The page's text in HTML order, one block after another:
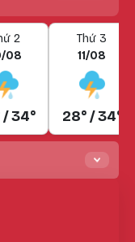
2
08
/ 34°
Thứ 3
11/08
28° / 34°